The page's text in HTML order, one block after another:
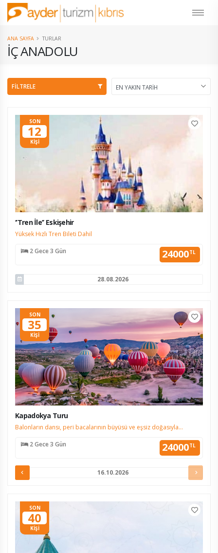
İÇ ANADOLU
ANA SAYFA TURLAR
FİLTRELE
SON
12
KİŞİ
‘’Tren İle’’ Eskişehir
Yüksek Hızlı Tren Bileti Dahil
2 Gece 3 Gün 24000TL
28.08.2026
SON
35
KİŞİ
Kapadokya Turu
Balonların dansı, peri bacalarının büyüsü ve eşsiz doğasıyla
Kapadokya’ya yolculuk zamanı!
2 Gece 3 Gün 24000TL
16.10.2026
SON
40
KİŞİ